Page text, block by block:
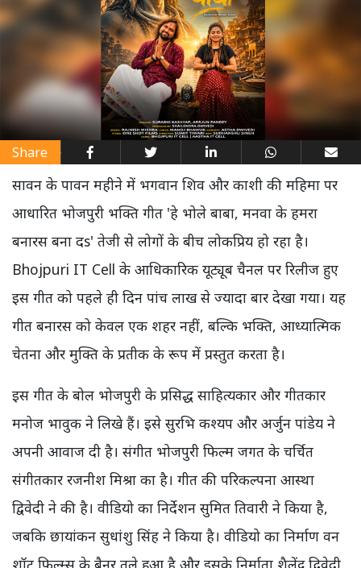
Share
सावन के पावन महीने में भगवान शिव और काशी की महिमा पर
आधारित भोजपुरी भक्ति गीत 'हे भोले बाबा, मनवा के हमरा
बनारस बना दs' तेजी से लोगों के बीच लोकप्रिय हो रहा है।
Bhojpuri IT Cell के आधिकारिक यूट्यूब चैनल पर रिलीज हुए
इस गीत को पहले ही दिन पांच लाख से ज्यादा बार देखा गया। यह
गीत बनारस को केवल एक शहर नहीं, बल्कि भक्ति, आध्यात्मिक
चेतना और मुक्ति के प्रतीक के रूप में प्रस्तुत करता है।
इस गीत के बोल भोजपुरी के प्रसिद्ध साहित्यकार और गीतकार
मनोज भावुक ने लिखे हैं। इसे सुरभि कश्यप और अर्जुन पांडेय ने
अपनी आवाज दी है। संगीत भोजपुरी फिल्म जगत के चर्चित
संगीतकार रजनीश मिश्रा का है। गीत की परिकल्पना आस्था
द्विवेदी ने की है। वीडियो का निर्देशन सुमित तिवारी ने किया है,
जबकि छायांकन सुधांशु सिंह ने किया है। वीडियो का निर्माण वन